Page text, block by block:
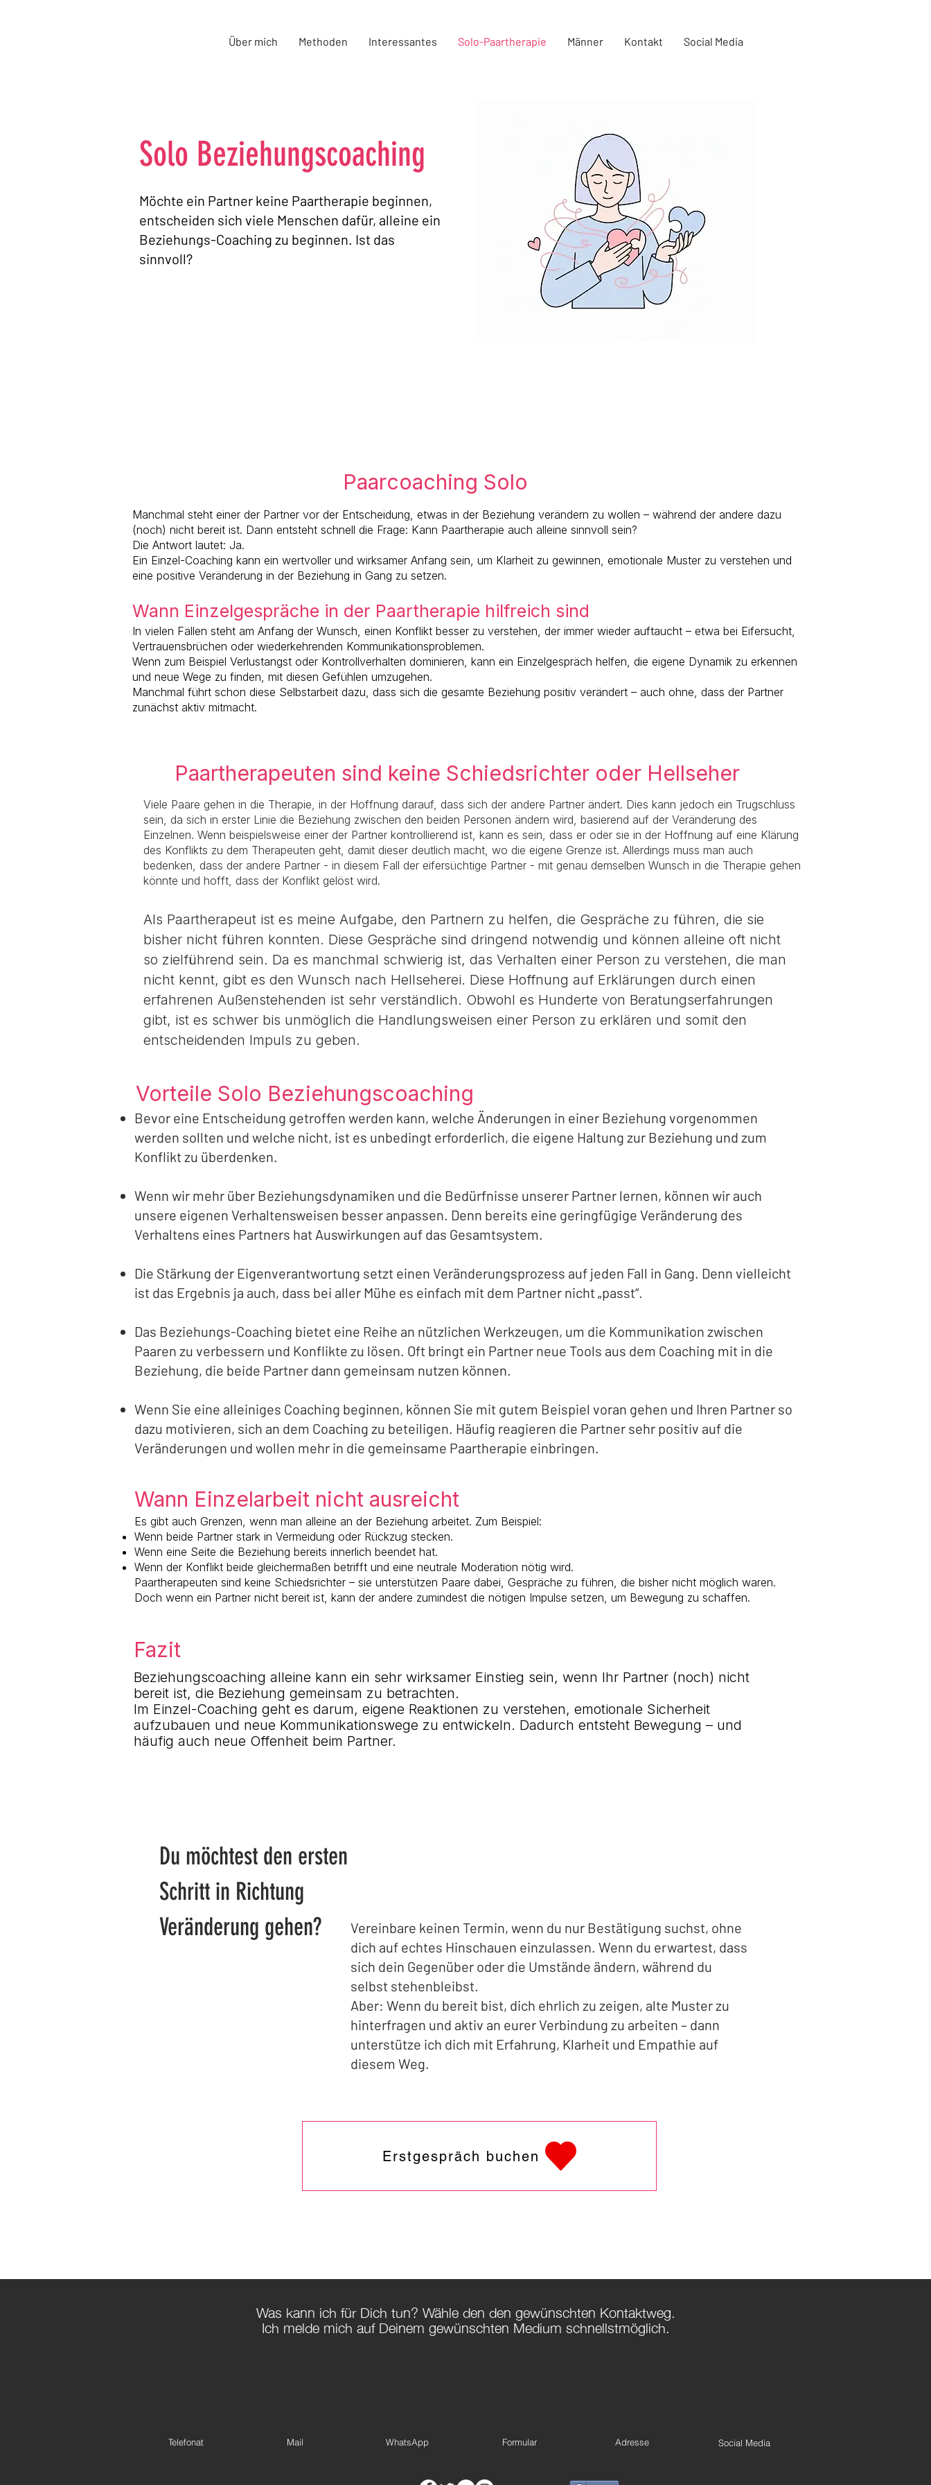
Über mich Methoden Interessantes Solo-Paartherapie Männer Kontakt Social Media
Solo Beziehungscoaching
Möchte ein Partner keine Paartherapie beginnen,
entscheiden sich viele Menschen dafür, alleine ein
Beziehungs-Coaching zu beginnen. Ist das
sinnvoll?
Paarcoaching Solo
Manchmal steht einer der Partner vor der Entscheidung, etwas in der Beziehung verändern zu wollen – während der andere dazu
(noch) nicht bereit ist. Dann entsteht schnell die Frage: Kann Paartherapie auch alleine sinnvoll sein?
Die Antwort lautet: Ja.
Ein Einzel-Coaching kann ein wertvoller und wirksamer Anfang sein, um Klarheit zu gewinnen, emotionale Muster zu verstehen und
eine positive Veränderung in der Beziehung in Gang zu setzen.
Wann Einzelgespräche in der Paartherapie hilfreich sind
In vielen Fällen steht am Anfang der Wunsch, einen Konflikt besser zu verstehen, der immer wieder auftaucht – etwa bei Eifersucht,
Vertrauensbrüchen oder wiederkehrenden Kommunikationsproblemen.
Wenn zum Beispiel Verlustangst oder Kontrollverhalten dominieren, kann ein Einzelgespräch helfen, die eigene Dynamik zu erkennen
und neue Wege zu finden, mit diesen Gefühlen umzugehen.
Manchmal führt schon diese Selbstarbeit dazu, dass sich die gesamte Beziehung positiv verändert – auch ohne, dass der Partner
zunächst aktiv mitmacht.
Paartherapeuten sind keine Schiedsrichter oder Hellseher
Viele Paare gehen in die Therapie, in der Hoffnung darauf, dass sich der andere Partner ändert. Dies kann jedoch ein Trugschluss
sein, da sich in erster Linie die Beziehung zwischen den beiden Personen ändern wird, basierend auf der Veränderung des
Einzelnen. Wenn beispielsweise einer der Partner kontrollierend ist, kann es sein, dass er oder sie in der Hoffnung auf eine Klärung
des Konflikts zu dem Therapeuten geht, damit dieser deutlich macht, wo die eigene Grenze ist. Allerdings muss man auch
bedenken, dass der andere Partner - in diesem Fall der eifersüchtige Partner - mit genau demselben Wunsch in die Therapie gehen
könnte und hofft, dass der Konflikt gelöst wird.
Als Paartherapeut ist es meine Aufgabe, den Partnern zu helfen, die Gespräche zu führen, die sie
bisher nicht führen konnten. Diese Gespräche sind dringend notwendig und können alleine oft nicht
so zielführend sein. Da es manchmal schwierig ist, das Verhalten einer Person zu verstehen, die man
nicht kennt, gibt es den Wunsch nach Hellseherei. Diese Hoffnung auf Erklärungen durch einen
erfahrenen Außenstehenden ist sehr verständlich. Obwohl es Hunderte von Beratungserfahrungen
gibt, ist es schwer bis unmöglich die Handlungsweisen einer Person zu erklären und somit den
entscheidenden Impuls zu geben.
Vorteile Solo Beziehungscoaching
Bevor eine Entscheidung getroffen werden kann, welche Änderungen in einer Beziehung vorgenommen
werden sollten und welche nicht, ist es unbedingt erforderlich, die eigene Haltung zur Beziehung und zum
Konflikt zu überdenken.
Wenn wir mehr über Beziehungsdynamiken und die Bedürfnisse unserer Partner lernen, können wir auch
unsere eigenen Verhaltensweisen besser anpassen. Denn bereits eine geringfügige Veränderung des
Verhaltens eines Partners hat Auswirkungen auf das Gesamtsystem.
Die Stärkung der Eigenverantwortung setzt einen Veränderungsprozess auf jeden Fall in Gang. Denn vielleicht
ist das Ergebnis ja auch, dass bei aller Mühe es einfach mit dem Partner nicht „passt“.
Das Beziehungs-Coaching bietet eine Reihe an nützlichen Werkzeugen, um die Kommunikation zwischen
Paaren zu verbessern und Konflikte zu lösen. Oft bringt ein Partner neue Tools aus dem Coaching mit in die
Beziehung, die beide Partner dann gemeinsam nutzen können.
Wenn Sie eine alleiniges Coaching beginnen, können Sie mit gutem Beispiel voran gehen und Ihren Partner so
dazu motivieren, sich an dem Coaching zu beteiligen. Häufig reagieren die Partner sehr positiv auf die
Veränderungen und wollen mehr in die gemeinsame Paartherapie einbringen.
Wann Einzelarbeit nicht ausreicht
Es gibt auch Grenzen, wenn man alleine an der Beziehung arbeitet. Zum Beispiel:
Wenn beide Partner stark in Vermeidung oder Rückzug stecken.
Wenn eine Seite die Beziehung bereits innerlich beendet hat.
Wenn der Konflikt beide gleichermaßen betrifft und eine neutrale Moderation nötig wird.
Paartherapeuten sind keine Schiedsrichter – sie unterstützen Paare dabei, Gespräche zu führen, die bisher nicht möglich waren.
Doch wenn ein Partner nicht bereit ist, kann der andere zumindest die nötigen Impulse setzen, um Bewegung zu schaffen.
Fazit
Beziehungscoaching alleine kann ein sehr wirksamer Einstieg sein, wenn Ihr Partner (noch) nicht
bereit ist, die Beziehung gemeinsam zu betrachten.
Im Einzel-Coaching geht es darum, eigene Reaktionen zu verstehen, emotionale Sicherheit
aufzubauen und neue Kommunikationswege zu entwickeln. Dadurch entsteht Bewegung – und
häufig auch neue Offenheit beim Partner.
Du möchtest den ersten
Schritt in Richtung
Veränderung gehen?
Vereinbare keinen Termin, wenn du nur Bestätigung suchst, ohne
dich auf echtes Hinschauen einzulassen. Wenn du erwartest, dass
sich dein Gegenüber oder die Umstände ändern, während du
selbst stehenbleibst.
Aber: Wenn du bereit bist, dich ehrlich zu zeigen, alte Muster zu
hinterfragen und aktiv an eurer Verbindung zu arbeiten – dann
unterstütze ich dich mit Erfahrung, Klarheit und Empathie auf
diesem Weg.
Erstgespräch buchen
Was kann ich für Dich tun? Wähle den den gewünschten Kontaktweg.
Ich melde mich auf Deinem gewünschten Medium schnellstmöglich.
Telefonat Mail WhatsApp Formular Social Media
Adresse